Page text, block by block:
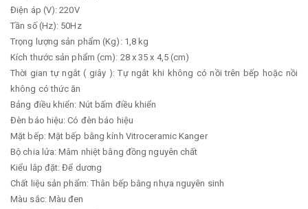
Điện áp (V): 220V
Tần số (Hz): 50Hz
Trọng lượng sản phẩm (Kg): 1,8 kg
Kích thước sản phẩm (cm): 28 x 35 x 4,5 (cm)
Thời gian tự ngắt ( giây ): Tự ngắt khi không có nồi trên bếp hoặc nồi
không có thức ăn
Bảng điều khiển: Nút bấm điều khiển
Đèn báo hiệu: Có đèn báo hiệu
Mặt bếp: Mặt bếp bằng kính Vitroceramic Kanger
Bộ chia lửa: Mâm nhiệt bằng đồng nguyên chất
Kiểu lắp đặt: Để dương
Chất liệu sản phẩm: Thân bếp bằng nhựa nguyên sinh
Màu sắc: Màu đen